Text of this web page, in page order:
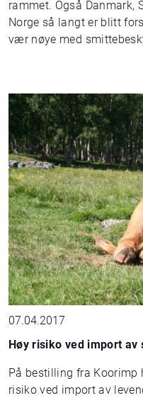
rammet. Også Danmark,
Norge så langt er blitt
vær nøye med
07.04.2017
Høy risiko ved import av
På bestilling fra
risiko ved import av